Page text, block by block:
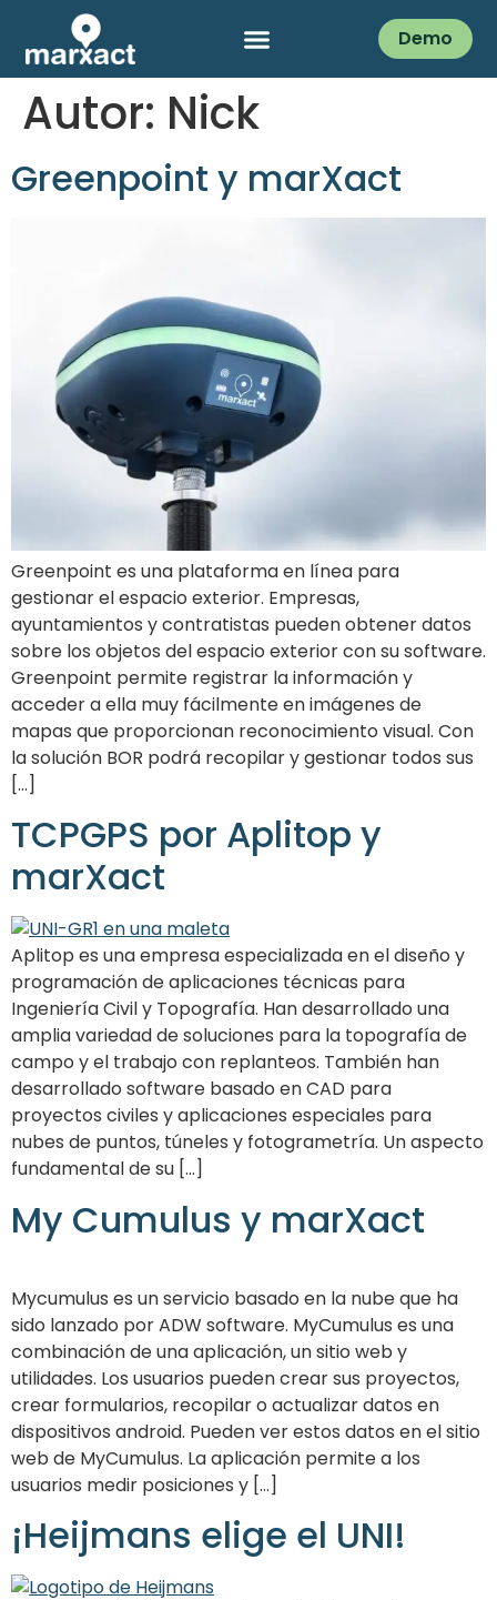
Demo
Autor: Nick
Greenpoint y marXact
Greenpoint es una plataforma en línea para
gestionar el espacio exterior. Empresas,
ayuntamientos y contratistas pueden obtener datos
sobre los objetos del espacio exterior con su software.
Greenpoint permite registrar la información y
acceder a ella muy fácilmente en imágenes de
mapas que proporcionan reconocimiento visual. Con
la solución BOR podrá recopilar y gestionar todos sus
[...]
TCPGPS por Aplitop y
marXact
Aplitop es una empresa especializada en el diseño y
programación de aplicaciones técnicas para
Ingeniería Civil y Topografía. Han desarrollado una
amplia variedad de soluciones para la topografía de
campo y el trabajo con replanteos. También han
desarrollado software basado en CAD para
proyectos civiles y aplicaciones especiales para
nubes de puntos, túneles y fotogrametría. Un aspecto
fundamental de su [...]
My Cumulus y marXact
Mycumulus es un servicio basado en la nube que ha
sido lanzado por ADW software. MyCumulus es una
combinación de una aplicación, un sitio web y
utilidades. Los usuarios pueden crear sus proyectos,
crear formularios, recopilar o actualizar datos en
dispositivos android. Pueden ver estos datos en el sitio
web de MyCumulus. La aplicación permite a los
usuarios medir posiciones y [...]
¡Heijmans elige el UNI!